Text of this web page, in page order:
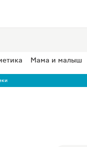
Мама и малыш